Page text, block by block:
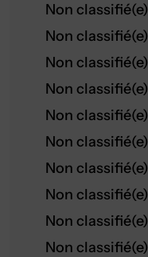
Non classifié(e)
Non classifié(e)
Non classifié(e)
Non classifié(e)
Non classifié(e)
Non classifié(e)
Non classifié(e)
Non classifié(e)
Non classifié(e)
Non classifié(e)